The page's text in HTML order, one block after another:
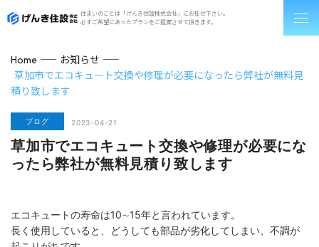
住まいのことは「げんき住設株式会社」にお任せ下さい。
必ずご希望にあったプランをご提案させて頂きます。
Home
お知らせ
草加市でエコキュート交換や修理が必要になったら弊社が無料見
積り致します
ブログ 2023-04-21
草加市でエコキュート交換や修理が必要にな
ったら弊社が無料見積り致します
エコキュートの寿命は10∼15年と言われています。
長く使用していると、どうしても部品が劣化してしまい、不調が